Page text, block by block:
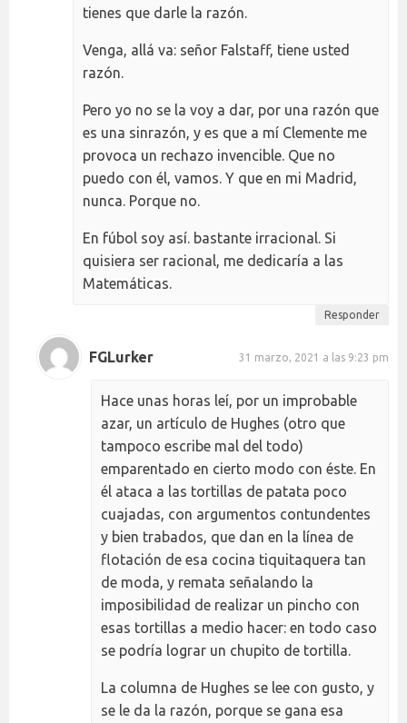
tienes que darle la razón.
Venga, allá va: señor Falstaff, tiene usted
razón.
Pero yo no se la voy a dar, por una razón que
es una sinrazón, y es que a mí Clemente me
provoca un rechazo invencible. Que no
puedo con él, vamos. Y que en mi Madrid,
nunca. Porque no.
En fúbol soy así. bastante irracional. Si
quisiera ser racional, me dedicaría a las
Matemáticas.
Responder
FGLurker 31 marzo, 2021 a las 9:23 pm
Hace unas horas leí, por un improbable
azar, un artículo de Hughes (otro que
tampoco escribe mal del todo)
emparentado en cierto modo con éste. En
él ataca a las tortillas de patata poco
cuajadas, con argumentos contundentes
y bien trabados, que dan en la línea de
flotación de esa cocina tiquitaquera tan
de moda, y remata señalando la
imposibilidad de realizar un pincho con
esas tortillas a medio hacer: en todo caso
se podría lograr un chupito de tortilla.
La columna de Hughes se lee con gusto, y
se le da la razón, porque se gana esa